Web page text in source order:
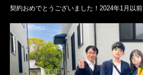
契約おめでとうございました！2024年1月以前